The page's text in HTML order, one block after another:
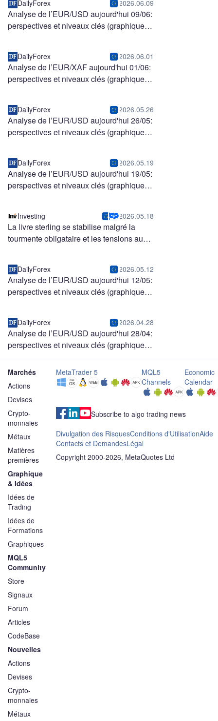
DailyForex 2026.06.09
Analyse de l’EUR/USD aujourd'hui 09/06:
perspectives et niveaux clés (graphique)
DailyForex 2026.06.01
Analyse de l’EUR/XAF aujourd'hui 01/06:
perspectives et niveaux clés (graphique)
DailyForex 2026.05.26
Analyse de l’EUR/USD aujourd'hui 26/05:
perspectives et niveaux clés (graphique)
DailyForex 2026.05.19
Analyse de l’EUR/USD aujourd'hui 19/05:
perspectives et niveaux clés (graphique)
Investing 2026.05.18
La livre sterling se stabilise malgré la
tourmente obligataire et les tensions au
DailyForex 2026.05.12
Analyse de l’EUR/USD aujourd'hui 12/05:
perspectives et niveaux clés (graphique)
DailyForex 2026.04.28
Analyse de l’EUR/USD aujourd'hui 28/04:
perspectives et niveaux clés (graphique)
Marchés
Actions
Devises
Crypto-
monnaies
Métaux
Matières
premières
Graphique
& Idées
Idées de
Trading
Idées de
Formations
Graphiques
MQL5
Community
Store
Signaux
Forum
Articles
CodeBase
Nouvelles
Actions
Devises
Crypto-
monnaies
Métaux
MetaTrader 5
MQL5
Channels
Economic
Calendar
Subscribe to algo trading news
Divulgation des RisquesConditions d'UtilisationAide
Contacts et DemandesLégal
Copyright 2000-2026, MetaQuotes Ltd